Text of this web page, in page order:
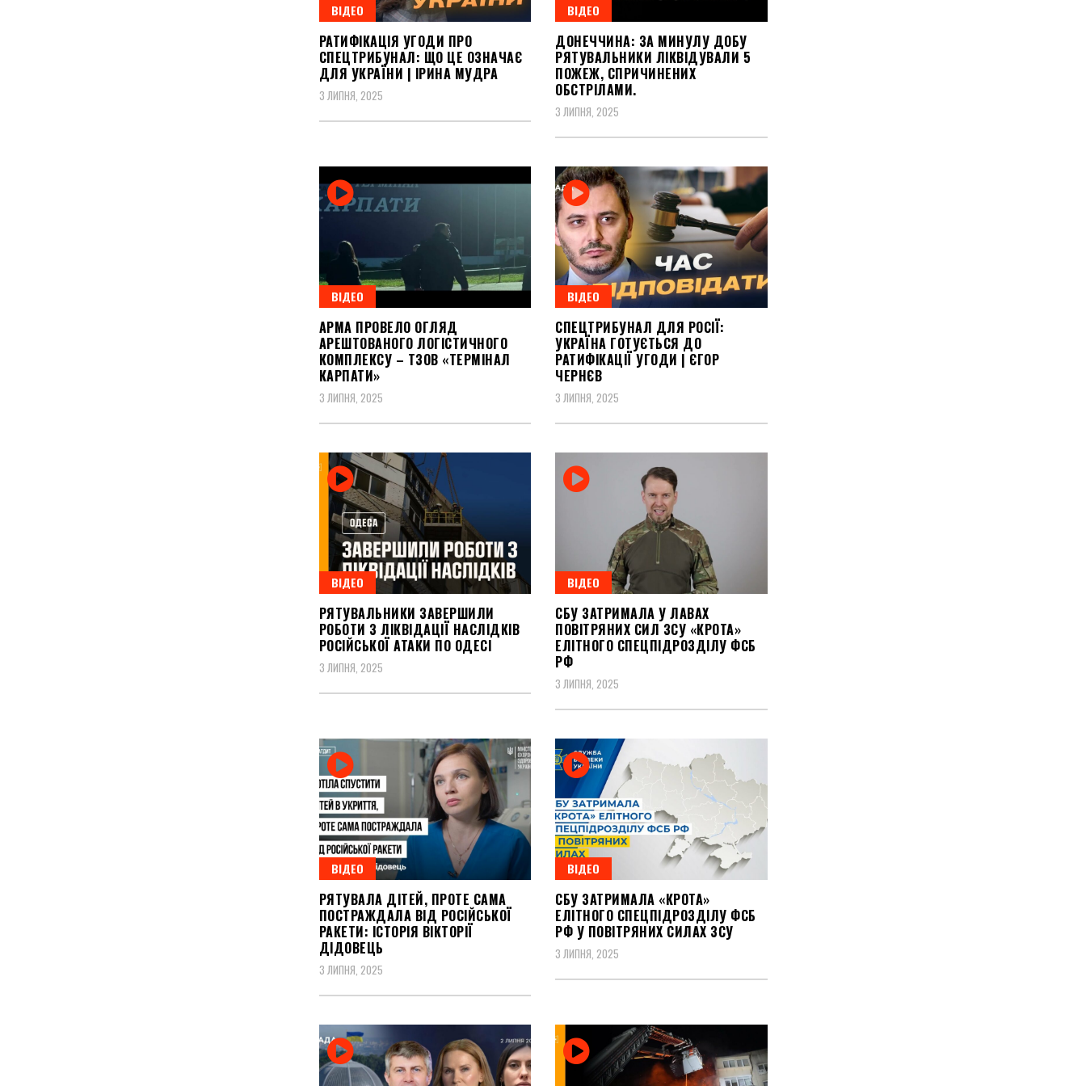
ВІДЕО
РАТИФІКАЦІЯ УГОДИ ПРО
СПЕЦТРИБУНАЛ: ЩО ЦЕ ОЗНАЧАЄ
ДЛЯ УКРАЇНИ | ІРИНА МУДРА
3 ЛИПНЯ, 2025
ВІДЕО
ДОНЕЧЧИНА: ЗА МИНУЛУ ДОБУ
РЯТУВАЛЬНИКИ ЛІКВІДУВАЛИ 5
ПОЖЕЖ, СПРИЧИНЕНИХ
ОБСТРІЛАМИ.
3 ЛИПНЯ, 2025
ВІДЕО
АРМА ПРОВЕЛО ОГЛЯД
АРЕШТОВАНОГО ЛОГІСТИЧНОГО
КОМПЛЕКСУ – ТЗОВ «ТЕРМІНАЛ
КАРПАТИ»
3 ЛИПНЯ, 2025
ВІДЕО
СПЕЦТРИБУНАЛ ДЛЯ РОСІЇ:
УКРАЇНА ГОТУЄТЬСЯ ДО
РАТИФІКАЦІЇ УГОДИ | ЄГОР
ЧЕРНЄВ
3 ЛИПНЯ, 2025
ВІДЕО
РЯТУВАЛЬНИКИ ЗАВЕРШИЛИ
РОБОТИ З ЛІКВІДАЦІЇ НАСЛІДКІВ
РОСІЙСЬКОЇ АТАКИ ПО ОДЕСІ
3 ЛИПНЯ, 2025
ВІДЕО
СБУ ЗАТРИМАЛА У ЛАВАХ
ПОВІТРЯНИХ СИЛ ЗСУ «КРОТА»
ЕЛІТНОГО СПЕЦПІДРОЗДІЛУ ФСБ
РФ
3 ЛИПНЯ, 2025
ВІДЕО
РЯТУВАЛА ДІТЕЙ, ПРОТЕ САМА
ПОСТРАЖДАЛА ВІД РОСІЙСЬКОЇ
РАКЕТИ: ІСТОРІЯ ВІКТОРІЇ
ДІДОВЕЦЬ
3 ЛИПНЯ, 2025
ВІДЕО
СБУ ЗАТРИМАЛА «КРОТА»
ЕЛІТНОГО СПЕЦПІДРОЗДІЛУ ФСБ
РФ У ПОВІТРЯНИХ СИЛАХ ЗСУ
3 ЛИПНЯ, 2025